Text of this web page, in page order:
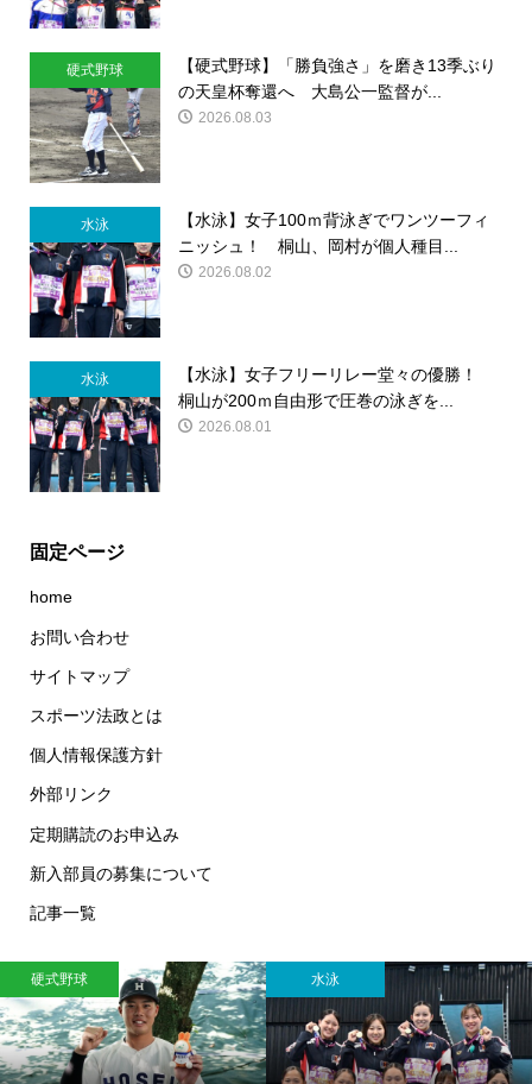
硬式野球
【硬式野球】「勝負強さ」を磨き13季ぶり
の天皇杯奪還へ 大島公一監督が...
2026.08.03
水泳
【水泳】女子100ｍ背泳ぎでワンツーフィ
ニッシュ！ 桐山、岡村が個人種目...
2026.08.02
水泳
【水泳】女子フリーリレー堂々の優勝！
桐山が200ｍ自由形で圧巻の泳ぎを...
2026.08.01
固定ページ
home
お問い合わせ
サイトマップ
スポーツ法政とは
個人情報保護方針
外部リンク
定期購読のお申込み
新入部員の募集について
記事一覧
硬式野球 水泳